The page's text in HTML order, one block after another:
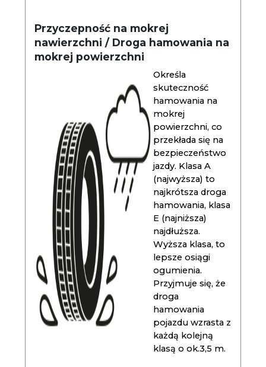
Przyczepność na mokrej
nawierzchni / Droga hamowania na
mokrej powierzchni
Określa
skuteczność
hamowania na
mokrej
powierzchni, co
przekłada się na
bezpieczeństwo
jazdy. Klasa A
(najwyższa) to
najkrótsza droga
hamowania, klasa
E (najniższa)
najdłuższa.
Wyższa klasa, to
lepsze osiągi
ogumienia.
Przyjmuje się, że
droga
hamowania
pojazdu wzrasta z
każdą kolejną
klasą o ok.3,5 m.